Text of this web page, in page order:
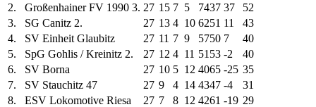
2.
Großenhainer FV 1990 3. 27 15 7 5 7437 37
52
3.
SG Canitz 2. 27 13 4 10 6251 11
43
4.
SV Einheit Glaubitz 27 11 7 9 5750 7
40
5.
SpG Gohlis / Kreinitz 2. 27 12 4 11 51 53 -2
40
6.
SV Borna 27 10 5 12 4065 -25 35
7.
SV Stauchitz 47 27 9 4 14 4347 -4
31
8.
ESV Lokomotive Riesa 27 7 8 12 4261 -19 29